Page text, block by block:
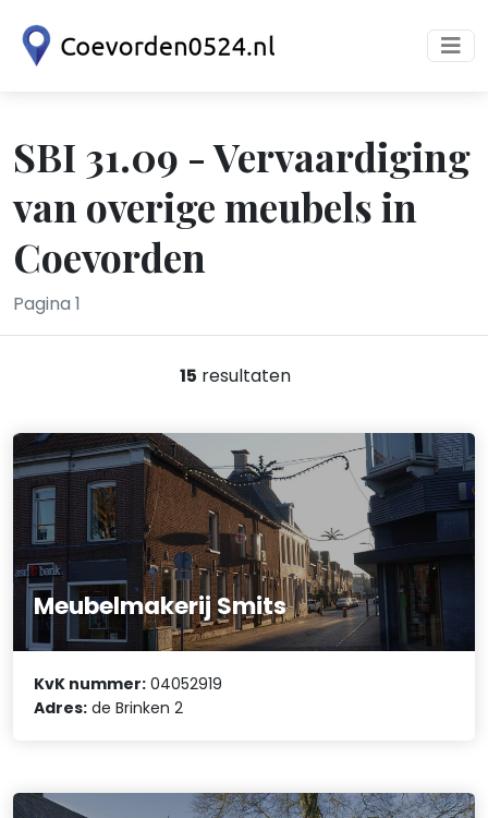
SBI 31.09 - Vervaardiging
van overige meubels in
Coevorden
Pagina 1
15 resultaten
Meubelmakerij Smits
KvK nummer: 04052919
Adres: de Brinken 2